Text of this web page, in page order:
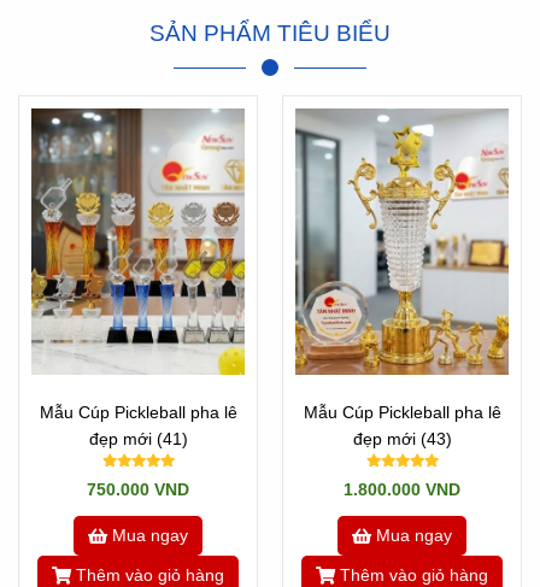
SẢN PHẨM TIÊU BIỂU
Mẫu Cúp Pickleball pha lê
đẹp mới (41)
750.000 VND
Mua ngay
Thêm vào giỏ hàng
Mẫu Cúp Pickleball pha lê
đẹp mới (43)
1.800.000 VND
Mua ngay
Thêm vào giỏ hàng